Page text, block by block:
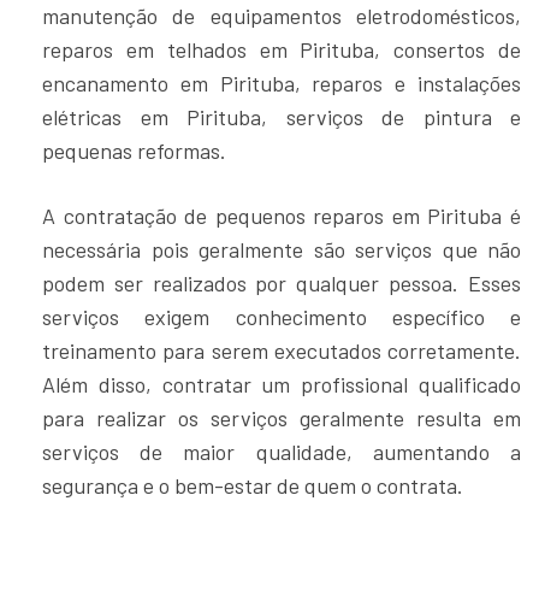
manutenção de equipamentos eletrodomésticos,
reparos em telhados em Pirituba, consertos de
encanamento em Pirituba, reparos e instalações
elétricas em Pirituba, serviços de pintura e
pequenas reformas.
A contratação de pequenos reparos em Pirituba é
necessária pois geralmente são serviços que não
podem ser realizados por qualquer pessoa. Esses
serviços exigem conhecimento específico e
treinamento para serem executados corretamente.
Além disso, contratar um profissional qualificado
para realizar os serviços geralmente resulta em
serviços de maior qualidade, aumentando a
segurança e o bem-estar de quem o contrata.